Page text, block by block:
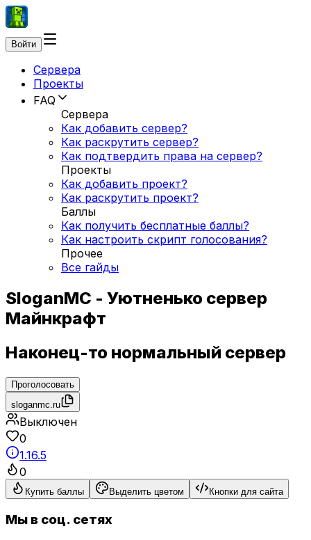
Войти
Сервера
Проекты
FAQ
Сервера
Как добавить сервер?
Как раскрутить сервер?
Как подтвердить права на сервер?
Проекты
Как добавить проект?
Как раскрутить проект?
Баллы
Как получить бесплатные баллы?
Как настроить скрипт голосования?
Прочее
Все гайды
SloganMC - Уютненько сервер
Майнкрафт
Наконец-то нормальный сервер
Проголосовать
sloganmc.ru
Выключен
0
1.16.5
0
Купить баллы Выделить цветом Кнопки для сайта
Мы в соц. сетях